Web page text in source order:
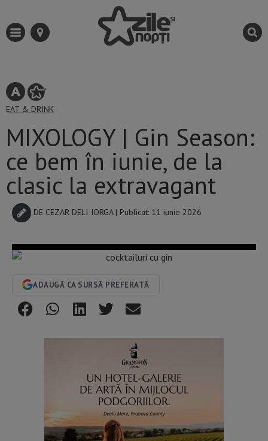
EAT & DRINK
MIXOLOGY | Gin Season:
ce bem în iunie, de la
clasic la extravagant
DE CEZAR DELI-IORGA | Publicat: 11 iunie 2026
ADAUGĂ CA SURSĂ PREFERATĂ